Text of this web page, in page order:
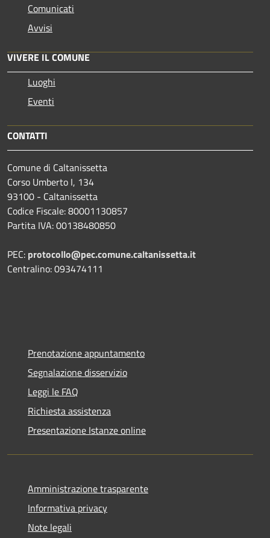
Comunicati
Avvisi
VIVERE IL COMUNE
Luoghi
Eventi
CONTATTI
Comune di Caltanissetta
Corso Umberto I, 134
93100 - Caltanissetta
Codice Fiscale: 80001130857
Partita IVA: 00138480850
PEC: protocollo@pec.comune.caltanissetta.it
Centralino: 093474111
Prenotazione appuntamento
Segnalazione disservizio
Leggi le FAQ
Richiesta assistenza
Presentazione Istanze online
Amministrazione trasparente
Informativa privacy
Note legali